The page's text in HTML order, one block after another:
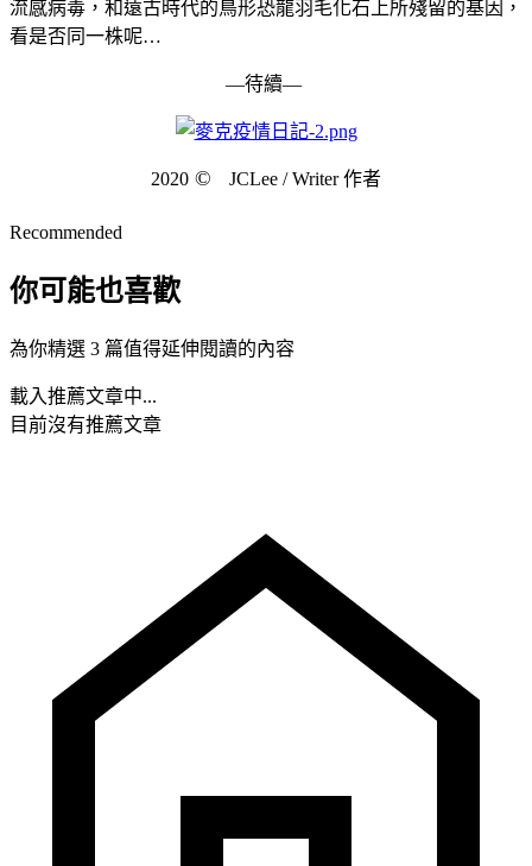
流感病毒，和遠古時代的鳥形恐龍羽毛化石上所殘留的基因，
看是否同一株呢…
—待續—
2020 © JCLee / Writer 作者
Recommended
你可能也喜歡
為你精選 3 篇值得延伸閱讀的內容
載入推薦文章中...
目前沒有推薦文章